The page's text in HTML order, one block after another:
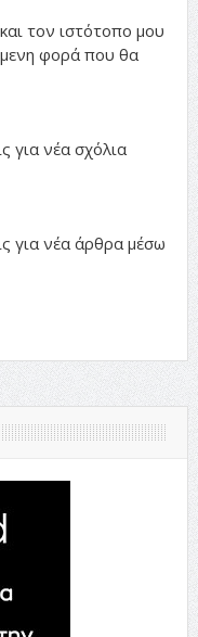
τον ιστότοπο μου
φορά που θα
για νέα σχόλια
για νέα άρθρα μέσω